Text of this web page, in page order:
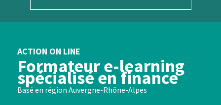
ACTION ON LINE
Formateur e-learning
spécialisé en finance
Basé en région Auvergne-Rhône-Alpes